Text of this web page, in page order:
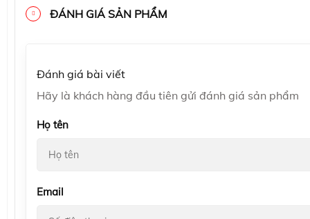
ĐÁNH GIÁ SẢN PHẨM
Đánh giá bài viết
Hãy là khách hàng đầu tiên gửi đánh giá sản phẩm
Họ tên
Email